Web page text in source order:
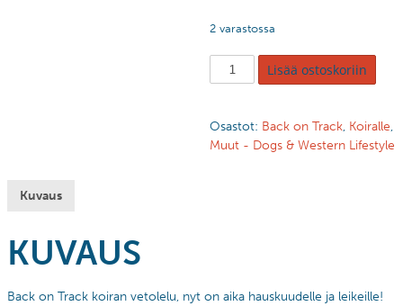
2 varastossa
Lisää ostoskoriin
Osastot: Back on Track, Koiralle,
Muut - Dogs & Western Lifestyle
Kuvaus
KUVAUS
Back on Track koiran vetolelu, nyt on aika hauskuudelle ja leikeille!